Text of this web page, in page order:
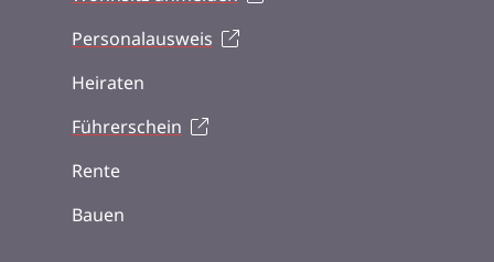
Personalausweis
Heiraten
Führerschein
Rente
Bauen